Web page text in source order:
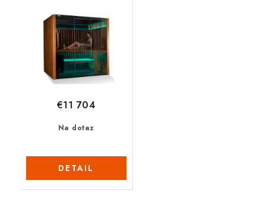
Na dotaz
€11 704
DETAIL